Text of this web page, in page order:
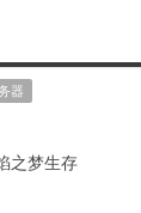
器
之梦生存